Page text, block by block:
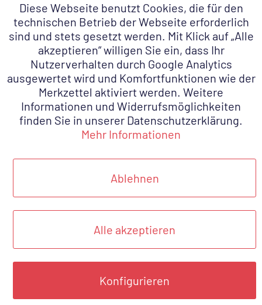
STAHL
FLAMME
Metallsägebogen schwere
Ausführung
NEU
Diese Webseite benutzt Cookies, die für den
technischen Betrieb der Webseite erforderlich
sind und stets gesetzt werden. Mit Klick auf „Alle
akzeptieren“ willigen Sie ein, dass Ihr
Nutzerverhalten durch Google Analytics
ausgewertet wird und Komfortfunktionen wie der
Merkzettel aktiviert werden. Weitere
Informationen und Widerrufsmöglichkeiten
finden Sie in unserer Datenschutzerklärung.
Mehr Informationen
Ablehnen
Alle akzeptieren
Konfigurieren